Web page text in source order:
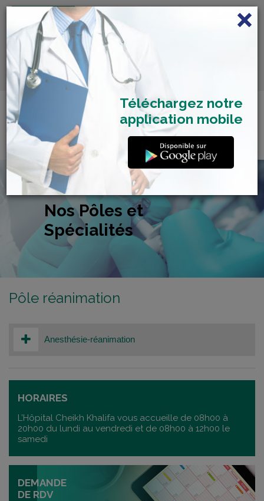
FRANÇAIS
Centre de Check-up Bilan
Santé
Nos Pôles et
Spécialités
Pôle réanimation
Anesthésie-réanimation
HORAIRES
L’Hôpital Cheikh Khalifa vous accueille de 08h00 à
20h00 du lundi au vendredi et de 08h00 à 12h00 le
samedi
DEMANDE
DE RDV
Téléchargez notre
application mobile